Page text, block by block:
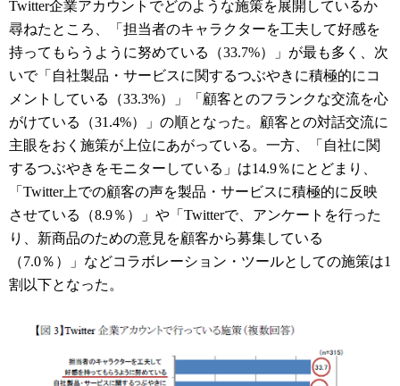
Twitter企業アカウントでどのような施策を展開しているか
尋ねたところ、「担当者のキャラクターを工夫して好感を
持ってもらうように努めている（33.7%）」が最も多く、次
いで「自社製品・サービスに関するつぶやきに積極的にコ
メントしている（33.3%）」「顧客とのフランクな交流を心
がけている（31.4%）」の順となった。顧客との対話交流に
主眼をおく施策が上位にあがっている。一方、「自社に関
するつぶやきをモニターしている」は14.9％にとどまり、
「Twitter上での顧客の声を製品・サービスに積極的に反映
させている（8.9％）」や「Twitterで、アンケートを行った
り、新商品のための意見を顧客から募集している
（7.0％）」などコラボレーション・ツールとしての施策は1
割以下となった。